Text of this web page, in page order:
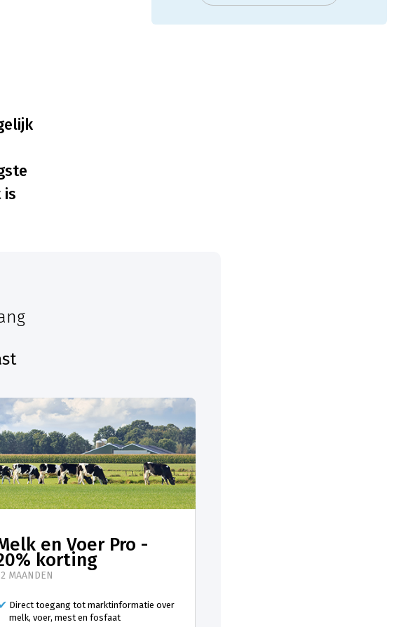
is
en Voer Pro -
korting
MAANDEN
Direct toegang tot marktinformatie over
melk, voer, mest en fosfaat